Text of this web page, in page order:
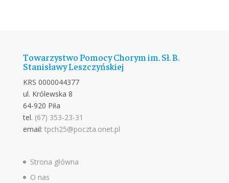
Towarzystwo Pomocy Chorym im. Sł. B.
Stanisławy Leszczyńskiej
KRS 0000044377
ul. Królewska 8
64-920 Piła
tel. (67) 353-23-31
email: tpch25@poczta.onet.pl
Strona główna
O nas